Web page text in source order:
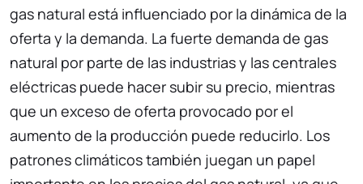
gas natural está influenciado por la dinámica de la
oferta y la demanda. La fuerte demanda de gas
natural por parte de las industrias y las centrales
eléctricas puede hacer subir su precio, mientras
que un exceso de oferta provocado por el
aumento de la producción puede reducirlo. Los
patrones climáticos también juegan un papel